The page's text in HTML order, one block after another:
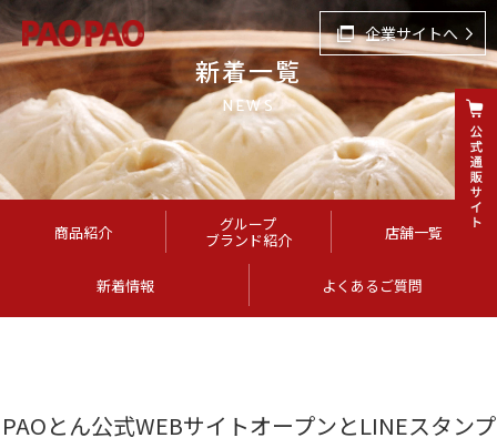
企業サイトへ
新着一覧
NEWS
商品紹介 グループ
ブランド紹介 店舗一覧
新着情報 よくあるご質問
PAOとん公式WEBサイトオープンとLINEスタンプ